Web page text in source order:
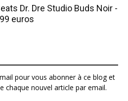
Dr. Dre Studio Buds Noir -
euros
pour vous abonner à ce blog et
chaque nouvel article par email.